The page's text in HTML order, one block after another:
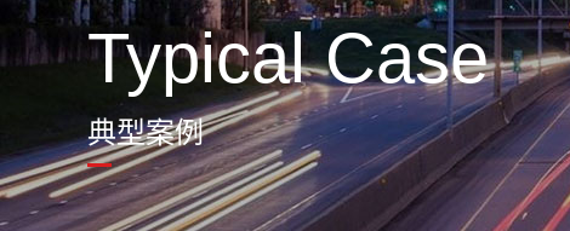
Typical Case
典型案例